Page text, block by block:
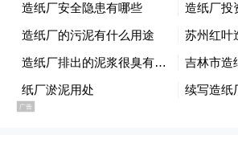
据央视新闻，当地时间5月16
家安全委员会主席阿齐兹在
在维护国家主权和保障国际
下，伊朗已制定一套专业的